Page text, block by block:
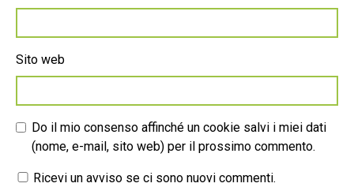
Sito web
Do il mio consenso affinché un cookie salvi i miei dati
(nome, e-mail, sito web) per il prossimo commento.
Ricevi un avviso se ci sono nuovi commenti.